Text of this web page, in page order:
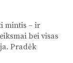
mintis – ir
bei visas
Pradėk